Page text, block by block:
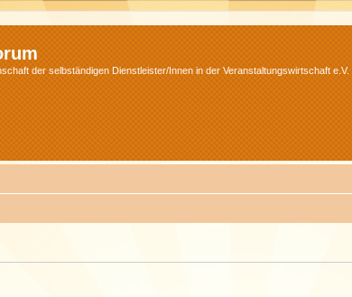
der selbständigen Dienstleister/Innen in der Veranstaltungswirtschaft e.V.